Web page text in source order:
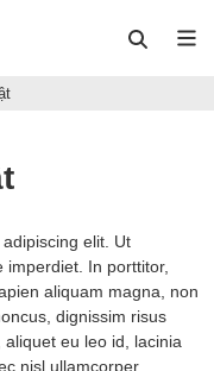
elit. Ut
In porttitor,
aliquam magna, non
dignissim risus
eu leo id, lacinia
nisl ullamcorper